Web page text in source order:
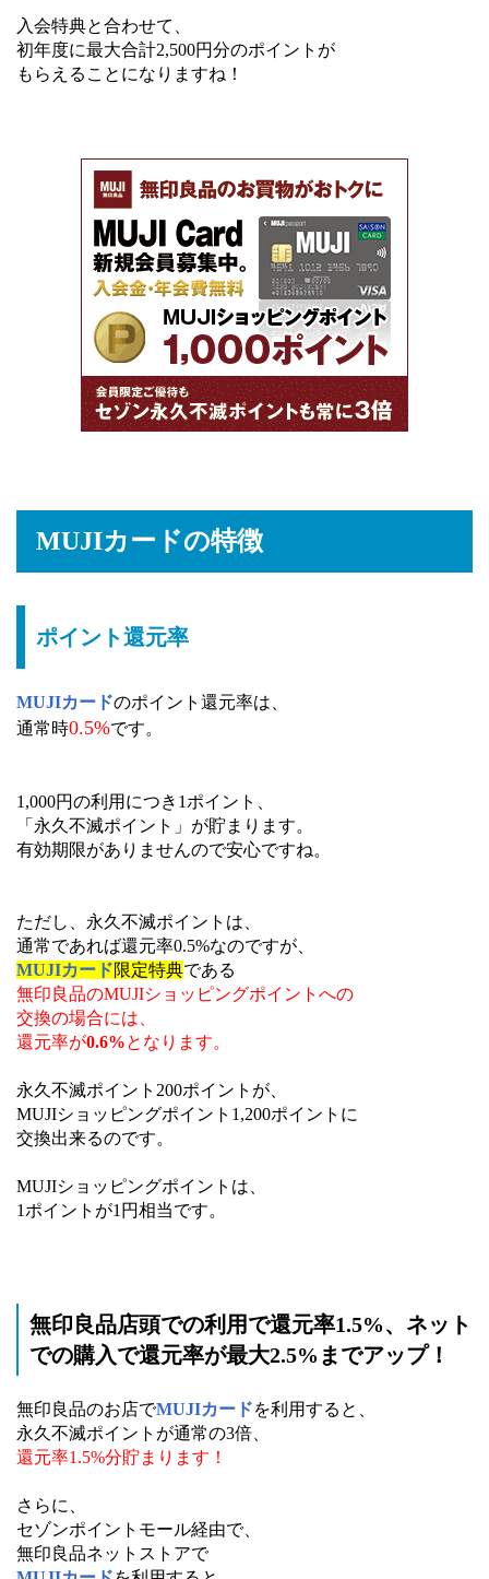
入会特典と合わせて、
初年度に最大合計2,500円分のポイントが
もらえることになりますね！
MUJIカードの特徴
ポイント還元率
MUJIカードのポイント還元率は、
通常時0.5%です。
1,000円の利用につき1ポイント、
「永久不滅ポイント」が貯まります。
有効期限がありませんので安心ですね。
ただし、永久不滅ポイントは、
通常であれば還元率0.5%なのですが、
MUJIカード限定特典である
無印良品のMUJIショッピングポイントへの
交換の場合には、
還元率が0.6%となります。
永久不滅ポイント200ポイントが、
MUJIショッピングポイント1,200ポイントに
交換出来るのです。
MUJIショッピングポイントは、
1ポイントが1円相当です。
無印良品店頭での利用で還元率1.5%、ネット
での購入で還元率が最大2.5%までアップ！
無印良品のお店でMUJIカードを利用すると、
永久不滅ポイントが通常の3倍、
還元率1.5%分貯まります！
さらに、
セゾンポイントモール経由で、
無印良品ネットストアで